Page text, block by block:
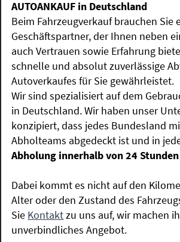
AUTOANKAUF in Deutschland
Beim Fahrzeugverkauf brauchen Sie
Geschäftspartner, der Ihnen neben
auch Vertrauen sowie Erfahrung
schnelle und absolut zuverlässige
Autoverkaufes für Sie gewährleistet.
Wir sind spezialisiert auf dem
in Deutschland. Wir haben unser
konzipiert, dass jedes Bundesland
Abholteams abgedeckt ist und in
Abholung innerhalb von 24 Stunden
Dabei kommt es nicht auf den
Alter oder den Zustand des
Sie Kontaktzu uns auf, wir machen
unverbindliches Angebot.